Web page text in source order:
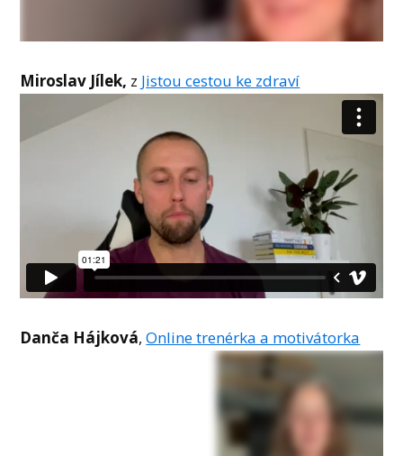
Miroslav Jílek, z Jistou cestou ke zdraví
Danča Hájková,Online trenérka a motivátorka